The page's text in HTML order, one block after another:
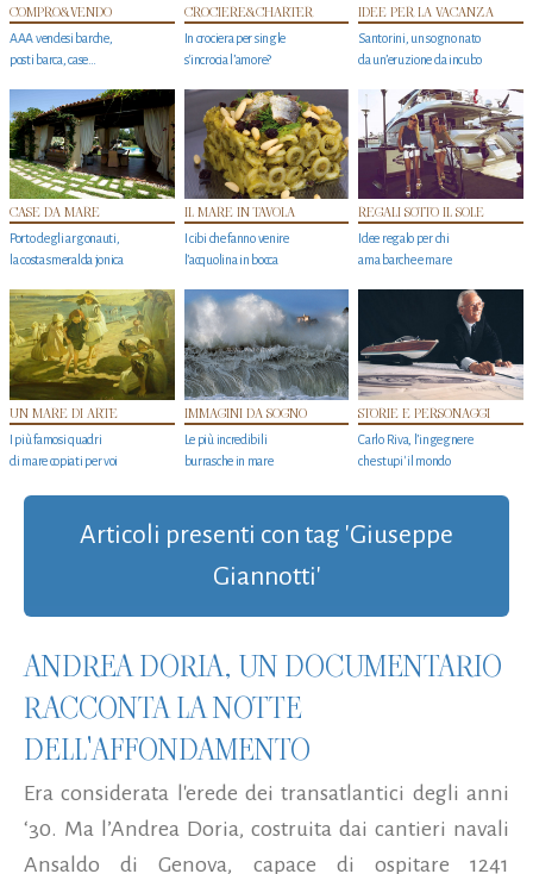
COMPRO&VENDO
AAA vendesi barche,
posti barca, case…
CROCIERE&CHARTER
In crociera per single
s'incrocia l’amore?
IDEE PER LA VACANZA
Santorini, un sogno nato
da un’eruzione da incubo
CASE DA MARE
Porto degli argonauti,
la costa smeralda jonica
IL MARE IN TAVOLA
I cibi che fanno venire
l’acquolina in bocca
REGALI SOTTO IL SOLE
Idee regalo per chi
ama barche e mare
UN MARE DI ARTE
I più famosi quadri
di mare copiati per voi
IMMAGINI DA SOGNO
Le più incredibili
burrasche in mare
STORIE E PERSONAGGI
Carlo Riva, l’ingegnere
che stupi' il mondo
Articoli presenti con tag 'Giuseppe
Giannotti'
ANDREA DORIA, UN DOCUMENTARIO
RACCONTA LA NOTTE
DELL'AFFONDAMENTO
Era considerata l'erede dei transatlantici degli anni
‘30. Ma l’Andrea Doria, costruita dai cantieri navali
Ansaldo di Genova, capace di ospitare 1241